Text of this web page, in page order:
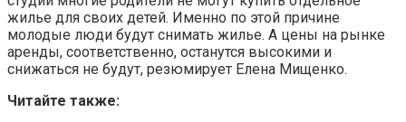
жилье для своих детей. Именно по этой причине
молодые люди будут снимать жилье. А цены на рынке
аренды, соответственно, останутся высокими и
снижаться не будут, резюмирует Елена Мищенко.
Читайте также: